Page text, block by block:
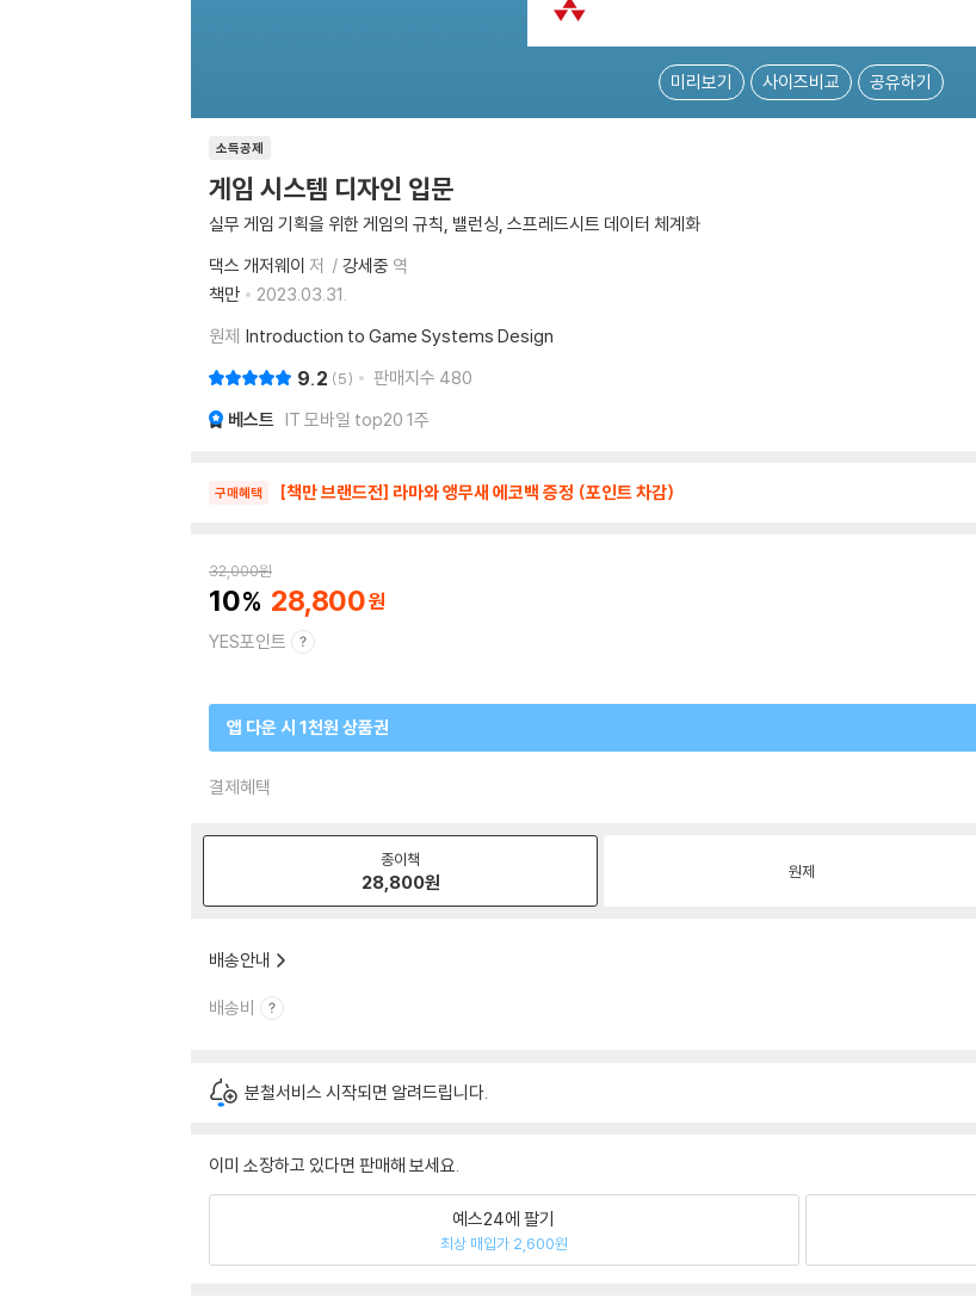
미리보기 사이즈비교 공유하기
소득공제
게임 시스템 디자인 입문
실무 게임 기획을 위한 게임의 규칙, 밸런싱, 스프레드시트 데이터 체계화
댁스 개저웨이 저 강세중 역
책만
2023.03.31.
원제 Introduction to Game Systems Design
9.2 5 판매지수 480
베스트 IT 모바일 top20 1주
구매혜택 [책만 브랜드전] 라마와 앵무새 에코백 증정 (포인트 차감)
32,000원
10 28,800
YES포인트
앱 다운 시 1천원 상품권
결제혜택
종이책
28,800원 원제
배송안내
배송비
분철서비스 시작되면 알려드립니다.
이미 소장하고 있다면 판매해 보세요.
예스24에 팔기
최상 매입가 2,600원